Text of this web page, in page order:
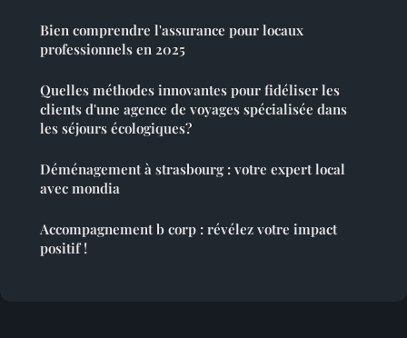
Bien comprendre l'assurance pour locaux
professionnels en 2025
Quelles méthodes innovantes pour fidéliser les
clients d'une agence de voyages spécialisée dans
les séjours écologiques?
Déménagement à strasbourg : votre expert local
avec mondia
Accompagnement b corp : révélez votre impact
positif !